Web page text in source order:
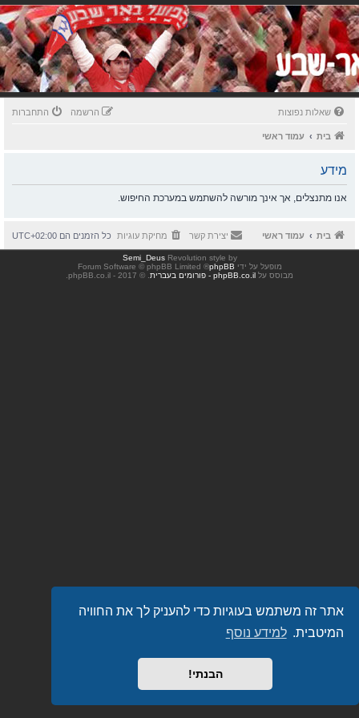
אתר זה משתמש בעוגיות כדי להעניק לך את החוויה
המיטבית. למידע נוסף
הבנתי!
שאלות נפוצות התחברות הרשמה
בית עמוד ראשי
מידע
אנו מתנצלים, אך אינך מורשה להשתמש במערכת החיפוש.
בית עמוד ראשי כל הזמנים הם UTC+02:00 מחיקת עוגיות יצירת קשר
Revolution style by
Semi_Deus
מופעל על ידי phpBB
® Forum Software © phpBB Limited
מבוסס על phpBB.co.il - פורומים בעברית . © 2017 - phpBB.co.il.